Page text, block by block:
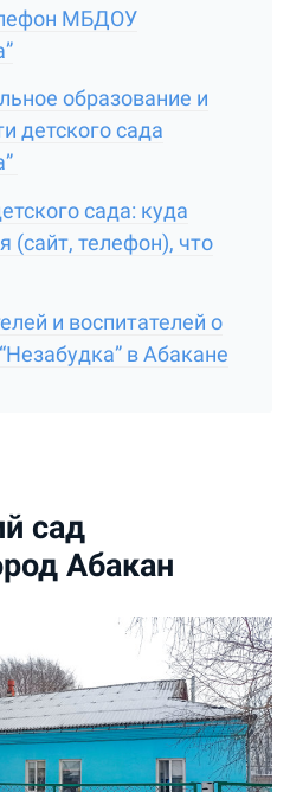
МБДОУ
образование и
детского сада
сада: куда
(сайт, телефон), что
и воспитателей о
в Абакане
сад
Абакан